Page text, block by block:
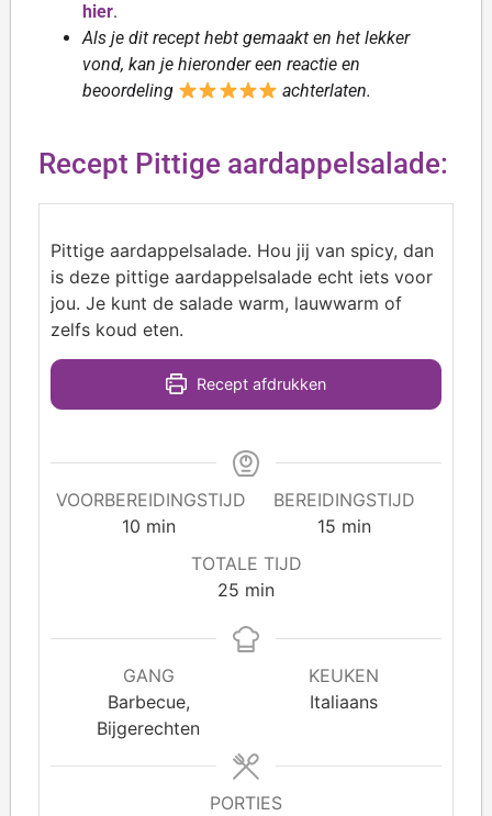
hier.
Als je dit recept hebt gemaakt en het lekker
vond, kan je hieronder een reactie en
beoordeling
achterlaten.
Recept Pittige aardappelsalade:
Pittige aardappelsalade. Hou jij van spicy, dan
is deze pittige aardappelsalade echt iets voor
jou. Je kunt de salade warm, lauwwarm of
zelfs koud eten.
Recept afdrukken
VOORBEREIDINGSTIJD
10 min
BEREIDINGSTIJD
15 min
TOTALE TIJD
25 min
GANG
Barbecue,
Bijgerechten
KEUKEN
Italiaans
PORTIES